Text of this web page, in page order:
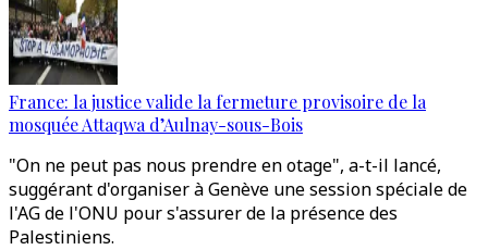
France: la justice valide la fermeture provisoire de la
mosquée Attaqwa d’Aulnay-sous-Bois
"On ne peut pas nous prendre en otage", a-t-il lancé,
suggérant d'organiser à Genève une session spéciale de
l'AG de l'ONU pour s'assurer de la présence des
Palestiniens.